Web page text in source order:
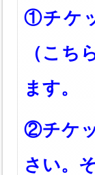
①チケ
（こち
ます。
②チケ
さい。